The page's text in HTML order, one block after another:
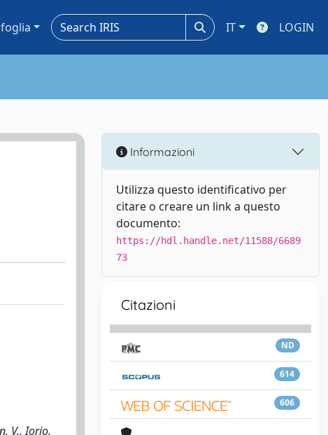
IT LOGIN
V., Iorio,
Informazioni
Utilizza questo identificativo per
citare o creare un link a questo
documento:
https://hdl.handle.net/11588/6689
73
Citazioni
ND
614
606